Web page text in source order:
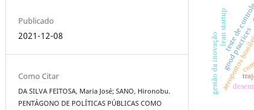
Publicado
2021-12-08
Como Citar
DA SILVA FEITOSA, Maria José; SANO, Hironobu.
PENTÁGONO DE POLÍTICAS PÚBLICAS COMO
teste de
lean startup
gestão da inovaçãogood practices